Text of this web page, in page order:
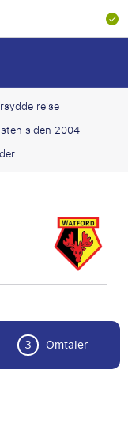
reise
siden 2004
3 Omtaler